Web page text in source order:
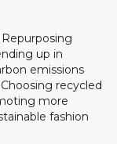
up in
emissions
recycled
more
fashion